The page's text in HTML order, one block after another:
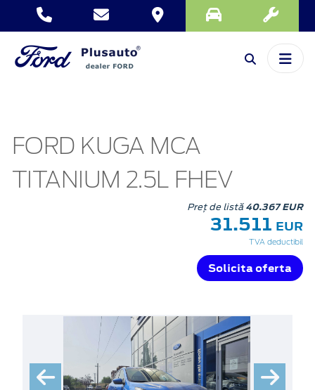
FORD KUGA MCA
TITANIUM 2.5L FHEV
Preț de listă40.367 EUR
31.511 EUR
TVA deductibil
Solicita oferta